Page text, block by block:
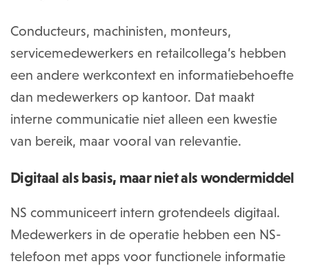
Conducteurs, machinisten, monteurs,
servicemedewerkers en retailcollega’s hebben
een andere werkcontext en informatiebehoefte
dan medewerkers op kantoor. Dat maakt
interne communicatie niet alleen een kwestie
van bereik, maar vooral van relevantie.
Digitaal als basis, maar niet als wondermiddel
NS communiceert intern grotendeels digitaal.
Medewerkers in de operatie hebben een NS-
telefoon met apps voor functionele informatie